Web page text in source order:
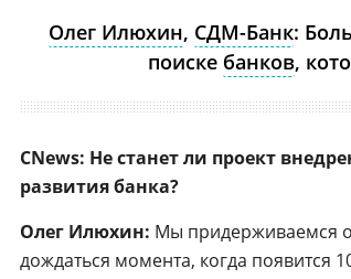
Олег Илюхин, СДМ-Банк:
поиске банков,
CNews: Не станет ли проект
развития банка?
Олег Илюхин: Мы придерживаемся
дождаться момента, когда появится